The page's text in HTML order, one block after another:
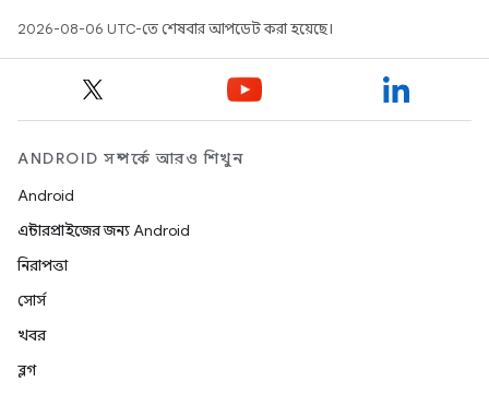
2026-08-06 UTC-তে শেষবার আপডেট করা হয়েছে।
ANDROID সম্পর্কে আরও শিখুন
Android
এন্টারপ্রাইজের জন্য Android
নিরাপত্তা
সোর্স
খবর
ব্লগ